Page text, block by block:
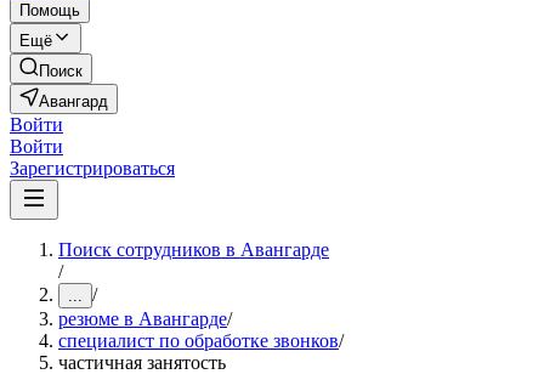
Помощь
Ещё
Поиск
Авангард
Войти
Войти
Зарегистрироваться
Поиск сотрудников в Авангарде
/
... /
резюме в Авангарде/
специалист по обработке звонков/
частичная занятость